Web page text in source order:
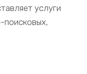
услуги
поисковых,